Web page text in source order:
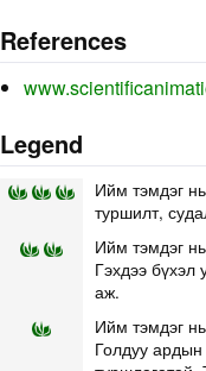
References
Legend
Ийм тэмдэг
туршилт,
Ийм тэмдэг
Гэхдээ бүхэл
аж.
Ийм тэмдэг
Голдуу ардын